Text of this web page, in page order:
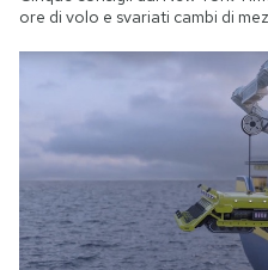
ore di volo e svariati cambi di